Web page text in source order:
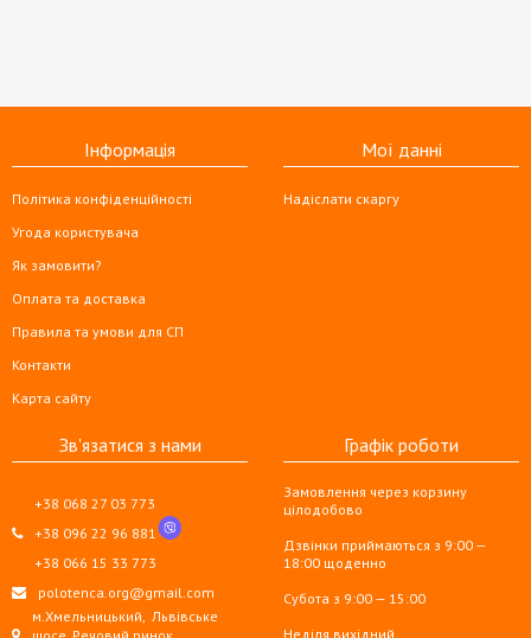
Інформація
Політика конфіденційності
Угода користувача
Як замовити?
Оплата та доставка
Правила та умови для СП
Контакти
Карта сайту
Мої данні
Надіслати скаргу
Зв'язатися з нами
+38 068 27 03 773
+38 096 22 96 881
+38 066 15 33 773
polotenca.org@gmail.com
м.Хмельницький, Львівське
Графік роботи
Замовлення через корзину
цілодобово
Дзвінки приймаються з 9:00 —
18:00 щоденно
Субота з 9:00 — 15:00
Неділя вихідний